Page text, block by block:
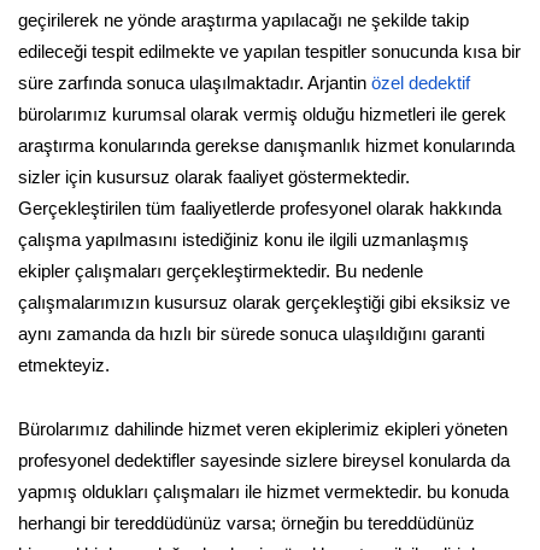
geçirilerek ne yönde araştırma yapılacağı ne şekilde takip
edileceği tespit edilmekte ve yapılan tespitler sonucunda kısa bir
süre zarfında sonuca ulaşılmaktadır. Arjantin özel dedektif
bürolarımız kurumsal olarak vermiş olduğu hizmetleri ile gerek
araştırma konularında gerekse danışmanlık hizmet konularında
sizler için kusursuz olarak faaliyet göstermektedir.
Gerçekleştirilen tüm faaliyetlerde profesyonel olarak hakkında
çalışma yapılmasını istediğiniz konu ile ilgili uzmanlaşmış
ekipler çalışmaları gerçekleştirmektedir. Bu nedenle
çalışmalarımızın kusursuz olarak gerçekleştiği gibi eksiksiz ve
aynı zamanda da hızlı bir sürede sonuca ulaşıldığını garanti
etmekteyiz.
Bürolarımız dahilinde hizmet veren ekiplerimiz ekipleri yöneten
profesyonel dedektifler sayesinde sizlere bireysel konularda da
yapmış oldukları çalışmaları ile hizmet vermektedir. bu konuda
herhangi bir tereddüdünüz varsa; örneğin bu tereddüdünüz